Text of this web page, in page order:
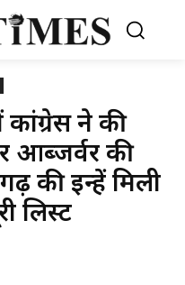
कांग्रेस ने की
आब्जर्वर की
की इन्‍हें मिली
लिस्ट